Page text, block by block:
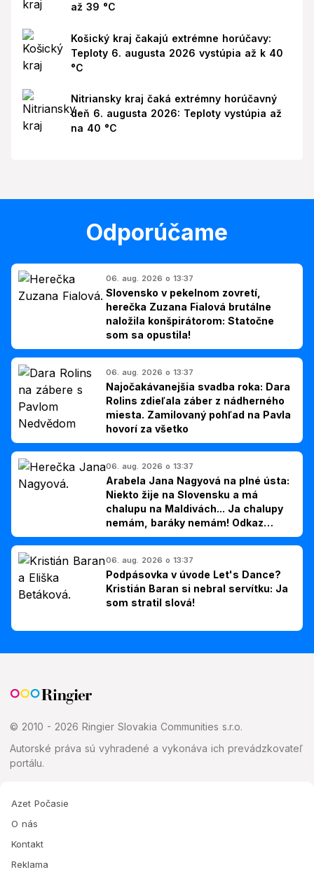
až 39 °C
Košický kraj čakajú extrémne horúčavy:
Teploty 6. augusta 2026 vystúpia až k 40
°C
Nitriansky kraj čaká extrémny horúčavný
deň 6. augusta 2026: Teploty vystúpia až
na 40 °C
Odporúčame
06. aug. 2026 o 13:37
Slovensko v pekelnom zovretí,
herečka Zuzana Fialová brutálne
naložila konšpirátorom: Statočne
som sa opustila!
06. aug. 2026 o 13:37
Najočakávanejšia svadba roka: Dara
Rolins zdieľala záber z nádherného
miesta. Zamilovaný pohľad na Pavla
hovorí za všetko
06. aug. 2026 o 13:37
Arabela Jana Nagyová na plné ústa:
Niekto žije na Slovensku a má
chalupu na Maldivách... Ja chalupy
nemám, baráky nemám! Odkaz
Slovákom
06. aug. 2026 o 13:37
Podpásovka v úvode Let's Dance?
Kristián Baran si nebral servítku: Ja
som stratil slová!
© 2010 - 2026 Ringier Slovakia Communities s.r.o.
Autorské práva sú vyhradené a vykonáva ich prevádzkovateľ
portálu.
Azet Počasie
O nás
Kontakt
Reklama